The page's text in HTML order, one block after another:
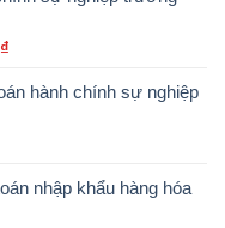
₫
từ hành chính sự nghiệp
nhập khẩu hàng hóa